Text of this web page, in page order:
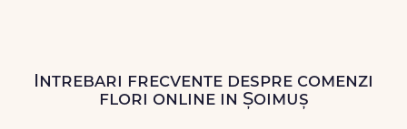
Livrăm buchete de florichiar și în weekend, pentru ca tu
să poți adresa un gest frumos atunci când ai nevoie.
Intrebari frecvente despre comenzi
flori online in Șoimuș